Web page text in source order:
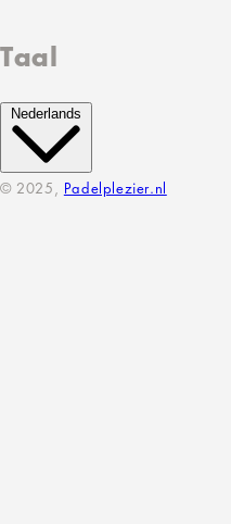
Taal
Nederlands
© 2025, Padelplezier.nl